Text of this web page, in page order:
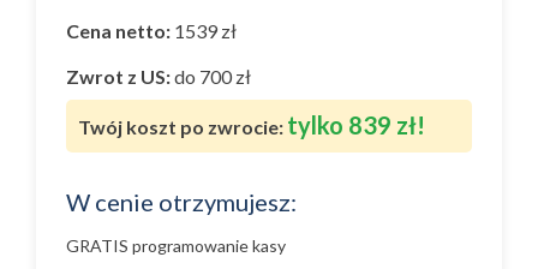
Cena netto: 1539 zł
Zwrot z US:do 700 zł
Twój koszt po zwrocie: tylko 839 zł!
W cenie otrzymujesz:
GRATIS programowanie kasy